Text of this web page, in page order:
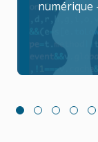
numérique